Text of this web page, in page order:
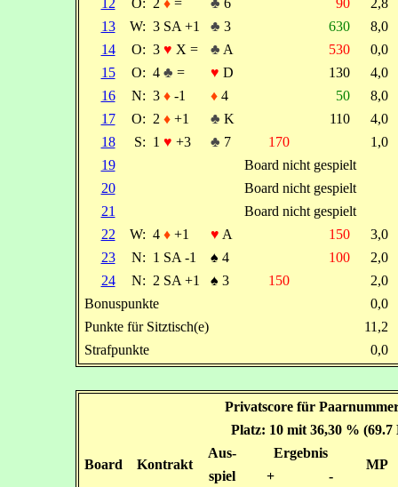
12 O: 2 ♦= ♣ 6 90
2,8
13
W: 3 SA +1 ♣ 3 630
8,0
14
O: 3 ♥ X = ♣ A 530
0,0
15
O: 4 ♣ = ♥ D 130
4,0
16
N: 3 ♦-1 ♦4 50
8,0
17
O: 2 ♦+1 ♣ K 110
4,0
18
S: 1 ♥ +3 ♣ 7 170
1,0
19
Board nicht gespielt
20
Board nicht gespielt
21
Board nicht gespielt
22
W: 4 ♦+1 ♥ A 150
3,0
23
N: 1 SA -1 ♠ 4 100
2,0
24
N: 2 SA +1 ♠ 3 150
2,0
Bonuspunkte
0,0
Punkte für Sitztisch(e)
11,2
Strafpunkte
0,0
Privatscore für
Platz: 10 mit 36,30 %
Board Kontrakt
Aus- Ergebnis
MP
spiel +
-